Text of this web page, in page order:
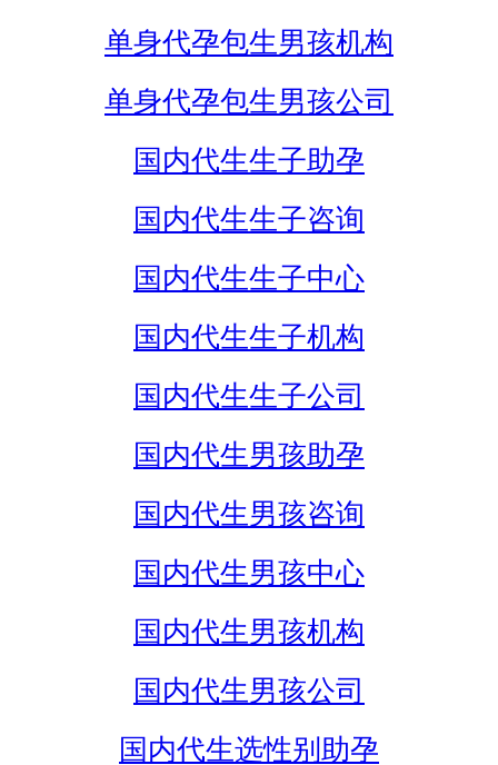
单身代孕包生男孩机构
单身代孕包生男孩公司
国内代生生子助孕
国内代生生子咨询
国内代生生子中心
国内代生生子机构
国内代生生子公司
国内代生男孩助孕
国内代生男孩咨询
国内代生男孩中心
国内代生男孩机构
国内代生男孩公司
国内代生选性别助孕